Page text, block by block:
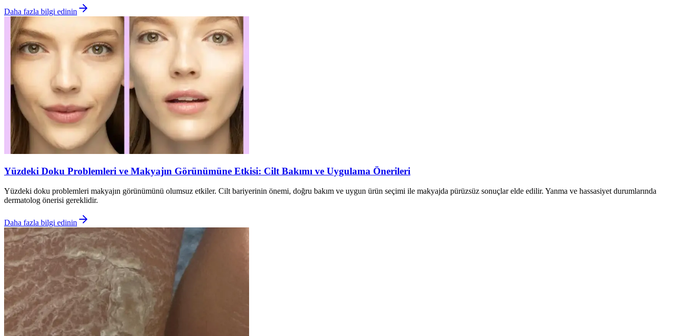
Daha fazla bilgi edinin
Yüzdeki Doku Problemleri ve Makyajın Görünümüne Etkisi: Cilt Bakımı ve Uygulama Önerileri
Yüzdeki doku problemleri makyajın görünümünü olumsuz etkiler. Cilt bariyerinin önemi, doğru bakım ve uygun ürün seçimi ile makyajda pürüzsüz sonuçlar elde edilir. Yanma ve hassasiyet durumlarında
dermatolog önerisi gereklidir.
Daha fazla bilgi edinin